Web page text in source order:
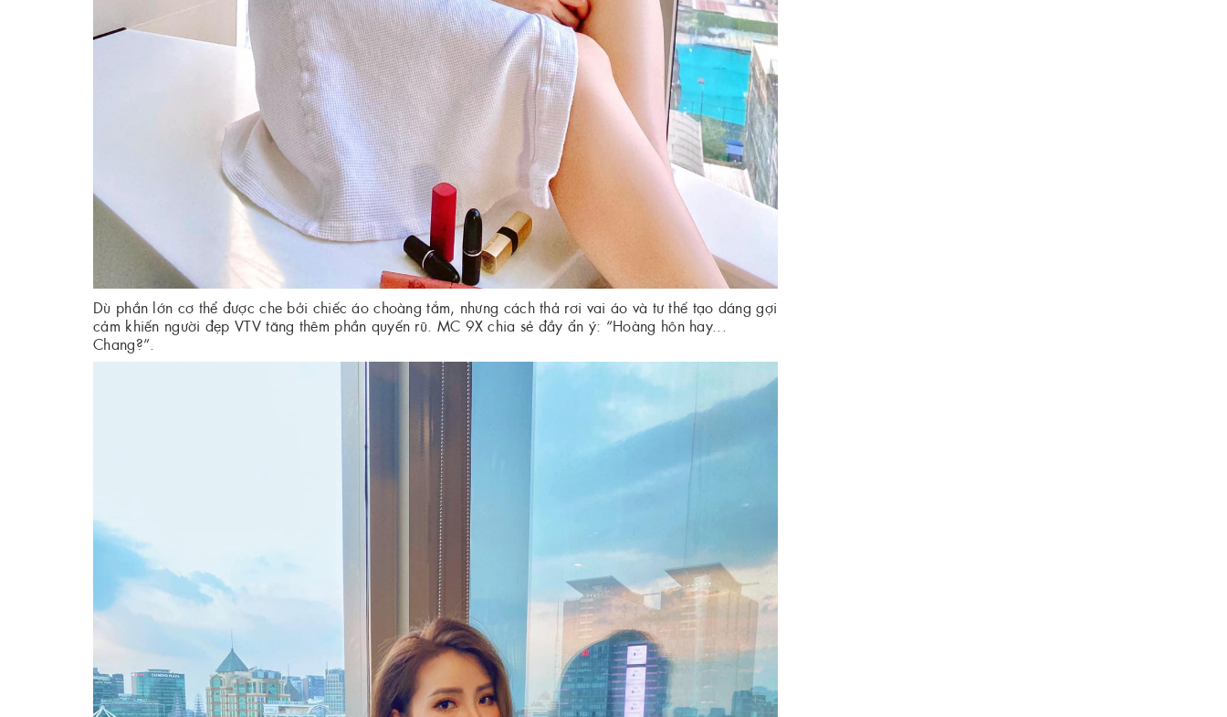
Dù phần lớn cơ thể được che bởi chiếc áo choàng tắm, nhưng cách thả rơi vai áo và tư thế tạo dáng gợi
cảm khiến người đẹp VTV tăng thêm phần quyến rũ. MC 9X chia sẻ đầy ẩn ý: “Hoàng hôn hay...
Chang?”.